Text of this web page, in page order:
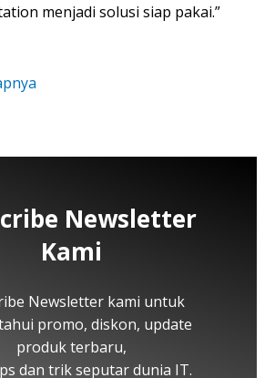
menjadi solusi siap pakai.”
Newsletter
Kami
Newsletter kami untuk
promo, diskon, update
produk terbaru,
dan trik seputar dunia IT.